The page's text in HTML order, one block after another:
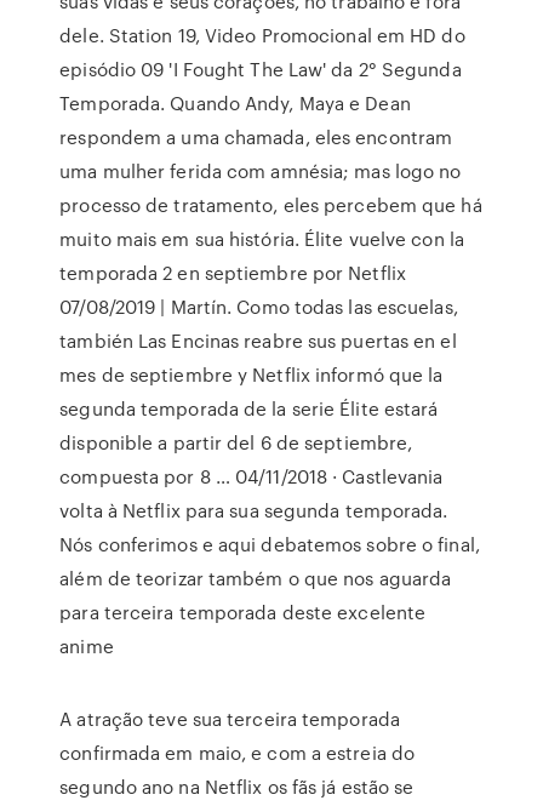
dele. Station 19, Video Promocional em HD do
episódio 09 'I Fought The Law' da 2° Segunda
Temporada. Quando Andy, Maya e Dean
respondem a uma chamada, eles encontram
uma mulher ferida com amnésia; mas logo no
processo de tratamento, eles percebem que há
muito mais em sua história. Élite vuelve con la
temporada 2 en septiembre por Netflix
07/08/2019 | Martín. Como todas las escuelas,
también Las Encinas reabre sus puertas en el
mes de septiembre y Netflix informó que la
segunda temporada de la serie Élite estará
disponible a partir del 6 de septiembre,
compuesta por 8 … 04/11/2018 · Castlevania
volta à Netflix para sua segunda temporada.
Nós conferimos e aqui debatemos sobre o final,
além de teorizar também o que nos aguarda
para terceira temporada deste excelente
anime
A atração teve sua terceira temporada
confirmada em maio, e com a estreia do
segundo ano na Netflix os fãs já estão se